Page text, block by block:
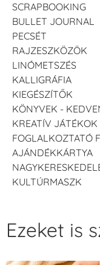
SCRAPBOOKING
BULLET JOURNAL
PECSÉT
RAJZESZKÖZÖK
LINÓMETSZÉS
KALLIGRÁFIA
KIEGÉSZÍTŐK
KÖNYVEK -
KREATÍV JÁTÉKOK
FOGLALKOZTATÓ
AJÁNDÉKKÁRTYA
KULTÚRMASZK
Ezeket is